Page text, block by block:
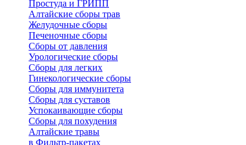
Простуда и ГРИПП
Алтайские сборы трав
Желудочные сборы
Печеночные сборы
Сборы от давления
Урологические сборы
Сборы для легких
Гинекологические сборы
Сборы для иммунитета
Сборы для суставов
Успокаивающие сборы
Сборы для похудения
Алтайские травы
в Фильтр-пакетах